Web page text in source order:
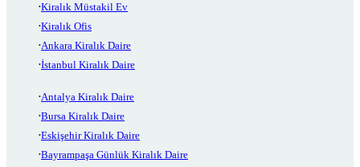
Kiralık Müstakil Ev
Kiralık Ofis
Ankara Kiralık Daire
İstanbul Kiralık Daire
Antalya Kiralık Daire
Bursa Kiralık Daire
Eskişehir Kiralık Daire
Bayrampaşa Günlük Kiralık Daire